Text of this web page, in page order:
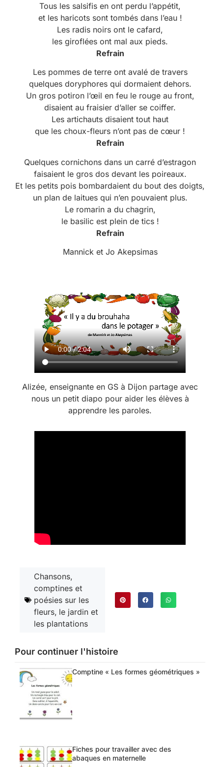
Tous les salsifis en ont perdu l’appétit,
et les haricots sont tombés dans l’eau !
Les radis noirs ont le cafard,
les giroflées ont mal aux pieds.
Refrain
Les pommes de terre ont avalé de travers
quelques doryphores qui dormaient dehors.
Un gros potiron l’œil en feu le rouge au front,
disaient au fraisier d’aller se coiffer.
Les artichauts disaient tout haut
que les choux-fleurs n’ont pas de cœur !
Refrain
Quelques cornichons dans un carré d’estragon
faisaient le gros dos devant les poireaux.
Et les petits pois bombardaient du bout des doigts,
un plan de laitues qui n’en pouvaient plus.
Le romarin a du chagrin,
le basilic est plein de tics !
Refrain
Mannick et Jo Akepsimas
Alizée, enseignante en GS à Dijon partage avec
nous un petit diapo pour aider les élèves à
apprendre les paroles.
Chansons,
comptines et
poésies sur les
fleurs, le jardin et
les plantations
Pour continuer l'histoire
Comptine « Les formes géométriques »
Fiches pour travailler avec des
abaques en maternelle